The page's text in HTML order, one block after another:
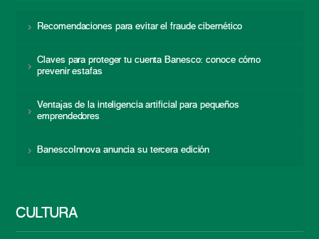
Recomendaciones para evitar el fraude cibernético
Claves para proteger tu cuenta Banesco: conoce cómo
prevenir estafas
Ventajas de la inteligencia artificial para pequeños
emprendedores
BanescoInnova anuncia su tercera edición
CULTURA